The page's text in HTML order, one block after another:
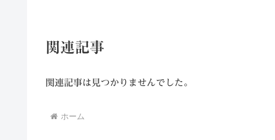
関連記事
関連記事は見つかりませんでした。
ホーム